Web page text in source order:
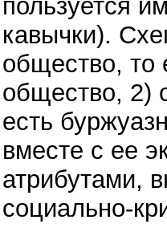
пользуется
кавычки).
общество, то
общество, 2)
есть
вместе с ее
атрибутами,
социально-